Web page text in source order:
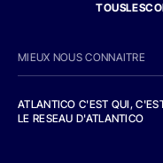
MIEUX NOUS CONNAITRE
ATLANTICO C'EST QUI,
LE RESEAU D'ATLANTICO